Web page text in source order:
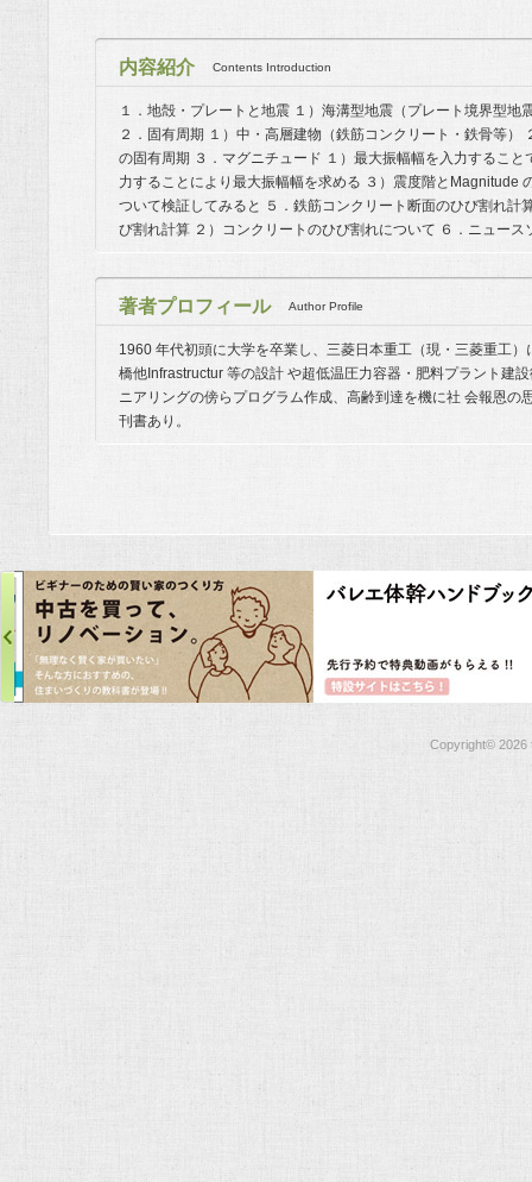
内容紹介 Contents Introduction
１．地殻・プレートと地震 １）海溝型地震（プレート境界型地
２．固有周期 １）中・高層建物（鉄筋コンクリート・鉄骨等）
の固有周期 ３．マグニチュード １）最大振幅幅を入力するこ
力することにより最大振幅幅を求める ３）震度階とMagnitude
ついて検証してみると ５．鉄筋コンクリート断面のひび割れ計
び割れ計算 ２）コンクリートのひび割れについて ６．ニュー
著者プロフィール Author Profile
1960 年代初頭に大学を卒業し、三菱日本重工（現・三菱重工
橋他Infrastructur 等の設計 や超低温圧力容器・肥料プラント建
ニアリングの傍らプログラム作成、高齢到達を機に社 会報恩の
刊書あり。
Copyright© 2026